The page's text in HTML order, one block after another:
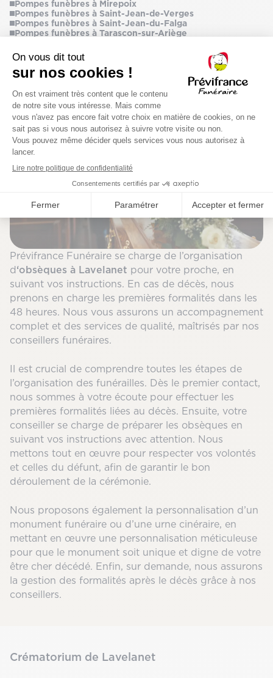
Pompes funèbres à Mirepoix
Pompes funèbres à Saint-Jean-de-Verges
Pompes funèbres à Saint-Jean-du-Falga
Pompes funèbres à Tarascon-sur-Ariège
Obsèqueà Lavelanet
Prévifrance Funéraire se charge de l’organisation
d ‘obsèques à Lavelanet pour votre proche, en
suivant vos instructions. En cas de décès, nous
prenons en charge les premières formalités dans les
48 heures. Nous vous assurons un accompagnement
complet et des services de qualité, maîtrisés par nos
conseillers funéraires.
Il est crucial de comprendre toutes les étapes de
l’organisation des funérailles. Dès le premier contact,
nous sommes à votre écoute pour effectuer les
premières formalités liées au décès. Ensuite, votre
conseiller se charge de préparer les obsèques en
suivant vos instructions avec attention. Nous
mettons tout en œuvre pour respecter vos volontés
et celles du défunt, afin de garantir le bon
déroulement de la cérémonie.
Nous proposons également la personnalisation d’un
monument funéraire ou d’une urne cinéraire, en
mettant en œuvre une personnalisation méticuleuse
pour que le monument soit unique et digne de votre
être cher décédé. Enfin, sur demande, nous assurons
la gestion des formalités après le décès grâce à nos
conseillers.
Crématorium de Lavelanet